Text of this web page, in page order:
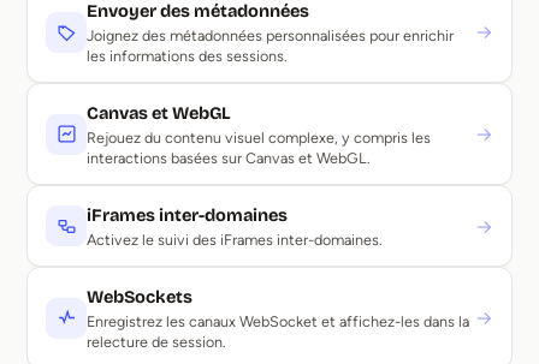
Envoyer des métadonnées
Joignez des métadonnées personnalisées pour enrichir
les informations des sessions.
→
Canvas et WebGL
Rejouez du contenu visuel complexe, y compris les
interactions basées sur Canvas et WebGL.
→
iFrames inter-domaines
Activez le suivi des iFrames inter-domaines.
→
WebSockets
Enregistrez les canaux WebSocket et affichez-les dans la
relecture de session.
→